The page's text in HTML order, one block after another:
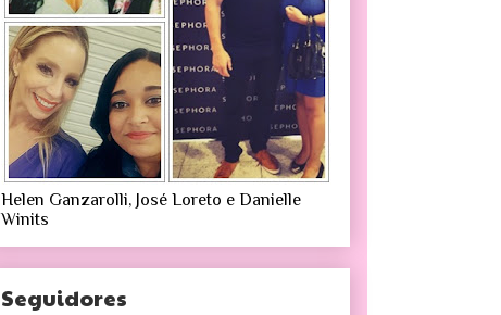
Helen Ganzarolli, José Loreto e Danielle
Winits
Seguidores